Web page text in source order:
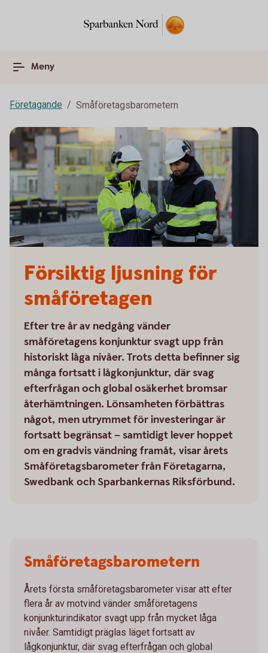
Meny
Företagande Småföretagsbarometern
Försiktig ljusning för
småföretagen
Efter tre år av nedgång vänder
småföretagens konjunktur svagt upp från
historiskt låga nivåer. Trots detta befinner sig
många fortsatt i lågkonjunktur, där svag
efterfrågan och global osäkerhet bromsar
återhämtningen. Lönsamheten förbättras
något, men utrymmet för investeringar är
fortsatt begränsat – samtidigt lever hoppet
om en gradvis vändning framåt, visar årets
Småföretagsbarometer från Företagarna,
Swedbank och Sparbankernas Riksförbund.
Småföretagsbarometern
Årets första småföretagsbarometer visar att efter
flera år av motvind vänder småföretagens
konjunkturindikator svagt upp från mycket låga
nivåer. Samtidigt präglas läget fortsatt av
lågkonjunktur, där svag efterfrågan och global